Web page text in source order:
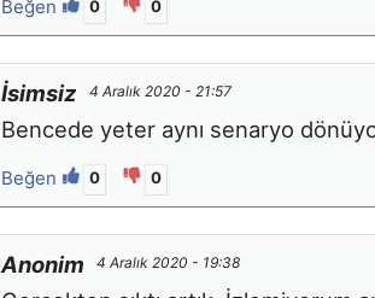
Beğen 0 0
İsimsiz 4 Aralık 2020 - 21:57
Bencede yeter aynı senaryo
Beğen 0 0
Anonim 4 Aralık 2020 - 19:38